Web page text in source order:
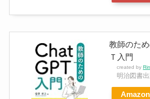
教師のた
Ｔ入門
created by
明治図書
Amazon